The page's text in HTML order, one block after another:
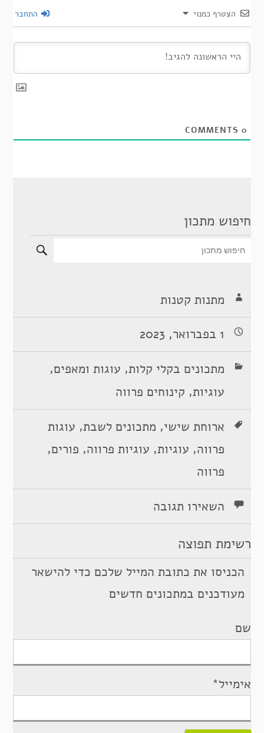
הצטרף כמנוי התחבר
0
חיפוש מתכון
מתנות קטנות
1 בפברואר, 2023
מתכונים בקלי קלות, עוגות ומאפים,
עוגיות, קינוחים פרווה
ארוחת שישי, מתכונים לשבת, עוגות
פרווה, עוגיות, עוגיות פרווה, פורים,
פרווה
השאירו תגובה
רשימת תפוצה
הכניסו את כתובת המייל שלכם כדי להישאר
מעודכנים במתכונים חדשים
שם
אימייל*